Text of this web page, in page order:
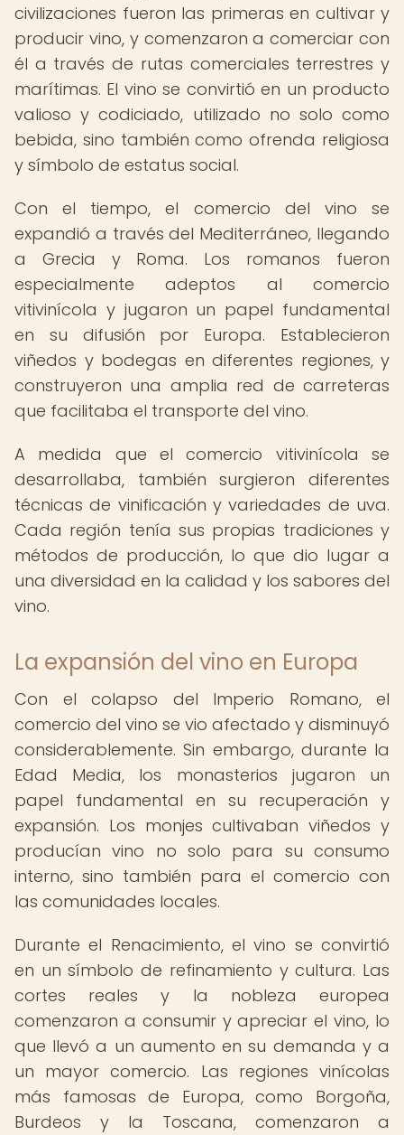
civilizaciones fueron las primeras en cultivar y
producir vino, y comenzaron a comerciar con
él a través de rutas comerciales terrestres y
marítimas. El vino se convirtió en un producto
valioso y codiciado, utilizado no solo como
bebida, sino también como ofrenda religiosa
y símbolo de estatus social.
Con el tiempo, el comercio del vino se
expandió a través del Mediterráneo, llegando
a Grecia y Roma. Los romanos fueron
especialmente adeptos al comercio
vitivinícola y jugaron un papel fundamental
en su difusión por Europa. Establecieron
viñedos y bodegas en diferentes regiones, y
construyeron una amplia red de carreteras
que facilitaba el transporte del vino.
A medida que el comercio vitivinícola se
desarrollaba, también surgieron diferentes
técnicas de vinificación y variedades de uva.
Cada región tenía sus propias tradiciones y
métodos de producción, lo que dio lugar a
una diversidad en la calidad y los sabores del
vino.
La expansión del vino en Europa
Con el colapso del Imperio Romano, el
comercio del vino se vio afectado y disminuyó
considerablemente. Sin embargo, durante la
Edad Media, los monasterios jugaron un
papel fundamental en su recuperación y
expansión. Los monjes cultivaban viñedos y
producían vino no solo para su consumo
interno, sino también para el comercio con
las comunidades locales.
Durante el Renacimiento, el vino se convirtió
en un símbolo de refinamiento y cultura. Las
cortes reales y la nobleza europea
comenzaron a consumir y apreciar el vino, lo
que llevó a un aumento en su demanda y a
un mayor comercio. Las regiones vinícolas
más famosas de Europa, como Borgoña,
Burdeos y la Toscana, comenzaron a